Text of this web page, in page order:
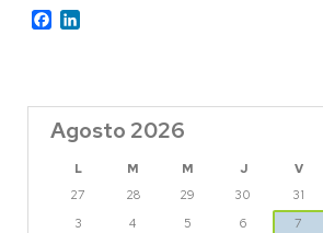
Facebook
Agosto 2026
L M M J V
27
28 29 30 31
3
4 5 6 7